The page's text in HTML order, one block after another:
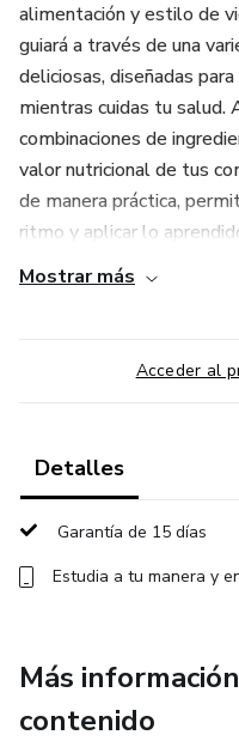
alimentación y estilo de
guiará a través de una
deliciosas, diseñadas
mientras cuidas tu salud.
combinaciones de
valor nutricional de tus
de manera práctica,
ritmo y aplicar lo aprendido
Mostrar más
Acceder al
Detalles
Garantía de 15 días
Estudia a tu manera y
Más
contenido